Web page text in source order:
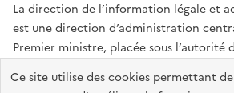
Ce site utilise des cookies permettant de
La direction de l’information légale et
est une direction d’administration
Premier ministre, placée sous l’autorité